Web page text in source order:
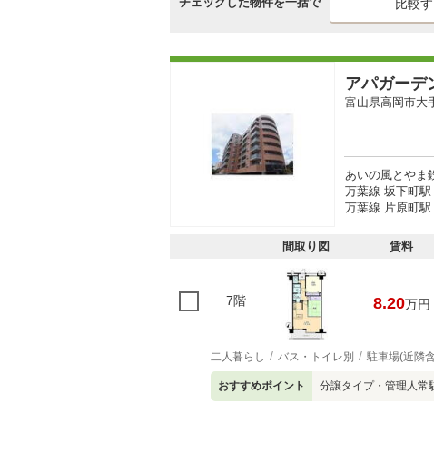
アパガーデ
富山県高岡市大
あいの風とやま
万葉線 坂下町駅
万葉線 片原町駅
間取り図 賃料
7階 8.20万円
二人暮らし バス・トイレ別 駐車場(近隣
おすすめポイント 分譲タイプ・管理人常